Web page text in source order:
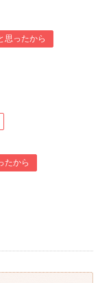
思ったから
たから